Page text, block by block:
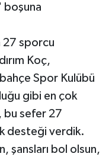
boşuna
27 sporcu
Koç,
Spor Kulübü
gibi en çok
bu sefer 27
desteği verdik.
şansları bol olsun,